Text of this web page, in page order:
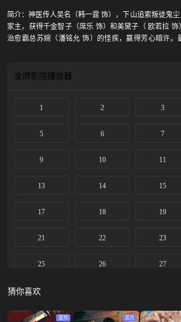
简介：神医传人吴名（韩一霆 饰），下山追索叛徒鬼
家主，获得千金智子（席乐 饰）和美黛子（ 欧若拉
治愈霸总苏婉（潘铭允 饰）的怪疾，赢得芳心暗许。
金牌影院播放器
1 2 3
5 6 7
9 10 11
13 14 15
17 18 19
21 22 23
25 26 27
29
33 34 35
猜你喜欢
蓝光 蓝光